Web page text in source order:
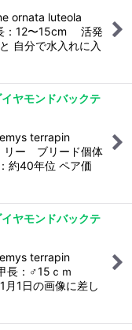
ornata luteola
：12〜15cm 活発
自分で水入れに入
ヤモンドバックテ
terrapin
リー ブリード個体
約40年位 ペア価
ヤモンドバックテ
terrapin
長：♂15ｃｍ
1日の画像に差し